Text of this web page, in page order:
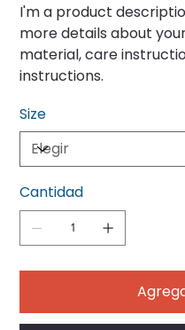
I'm a product
more details about
material, care
instructions.
Size
Cantidad